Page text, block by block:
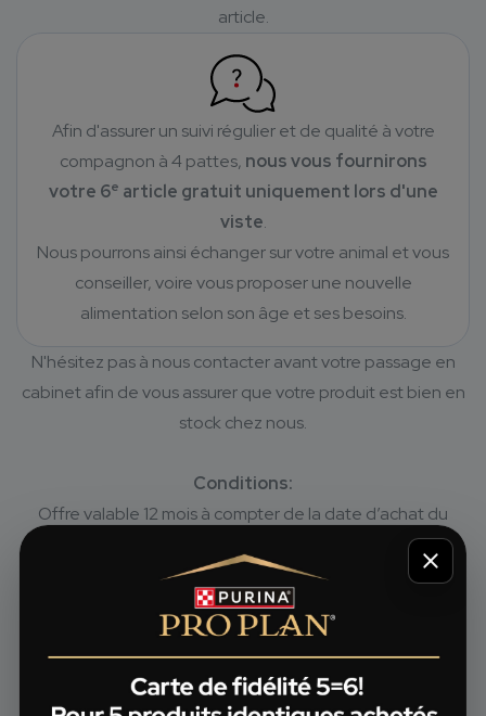
article.
Afin d'assurer un suivi régulier et de qualité à votre
compagnon à 4 pattes, nous vous fournirons
votre 6e article gratuit uniquement lors d'une
viste.
Nous pourrons ainsi échanger sur votre animal et vous
conseiller, voire vous proposer une nouvelle
alimentation selon son âge et ses besoins.
N'hésitez pas à nous contacter avant votre passage en
cabinet afin de vous assurer que votre produit est bien en
stock chez nous.
Conditions:
Offre valable 12 mois à compter de la date d’achat du
Les 5 produits achetés doivent être identiques (même
nom, même goût, même format).
Offre valable par défaut uniquement sur la gamme Pro
Plan®.
Veuillez vous adresser à votre vétérinaire pour savoir si